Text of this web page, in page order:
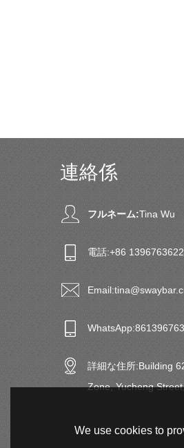
連絡係
フルネーム:Tina Wu
電話:+86
Email:
WhatsApp:
詳細な住所:Building
Zone, Yucheng
We use cookies to